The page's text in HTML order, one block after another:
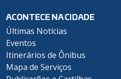
ACONTECE NA CIDADE
Últimas Notícias
Eventos
Itinerários de Ônibus
Mapa de Serviços